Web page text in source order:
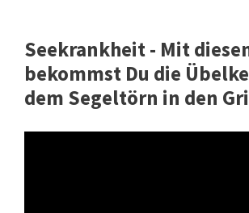
Seekrankheit - Mit
bekommst Du die
dem Segeltörn in den